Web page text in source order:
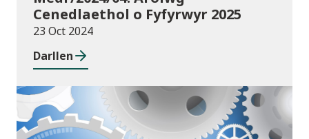
Cenedlaethol o Fyfyrwyr 2025
23 Oct 2024
Darllen